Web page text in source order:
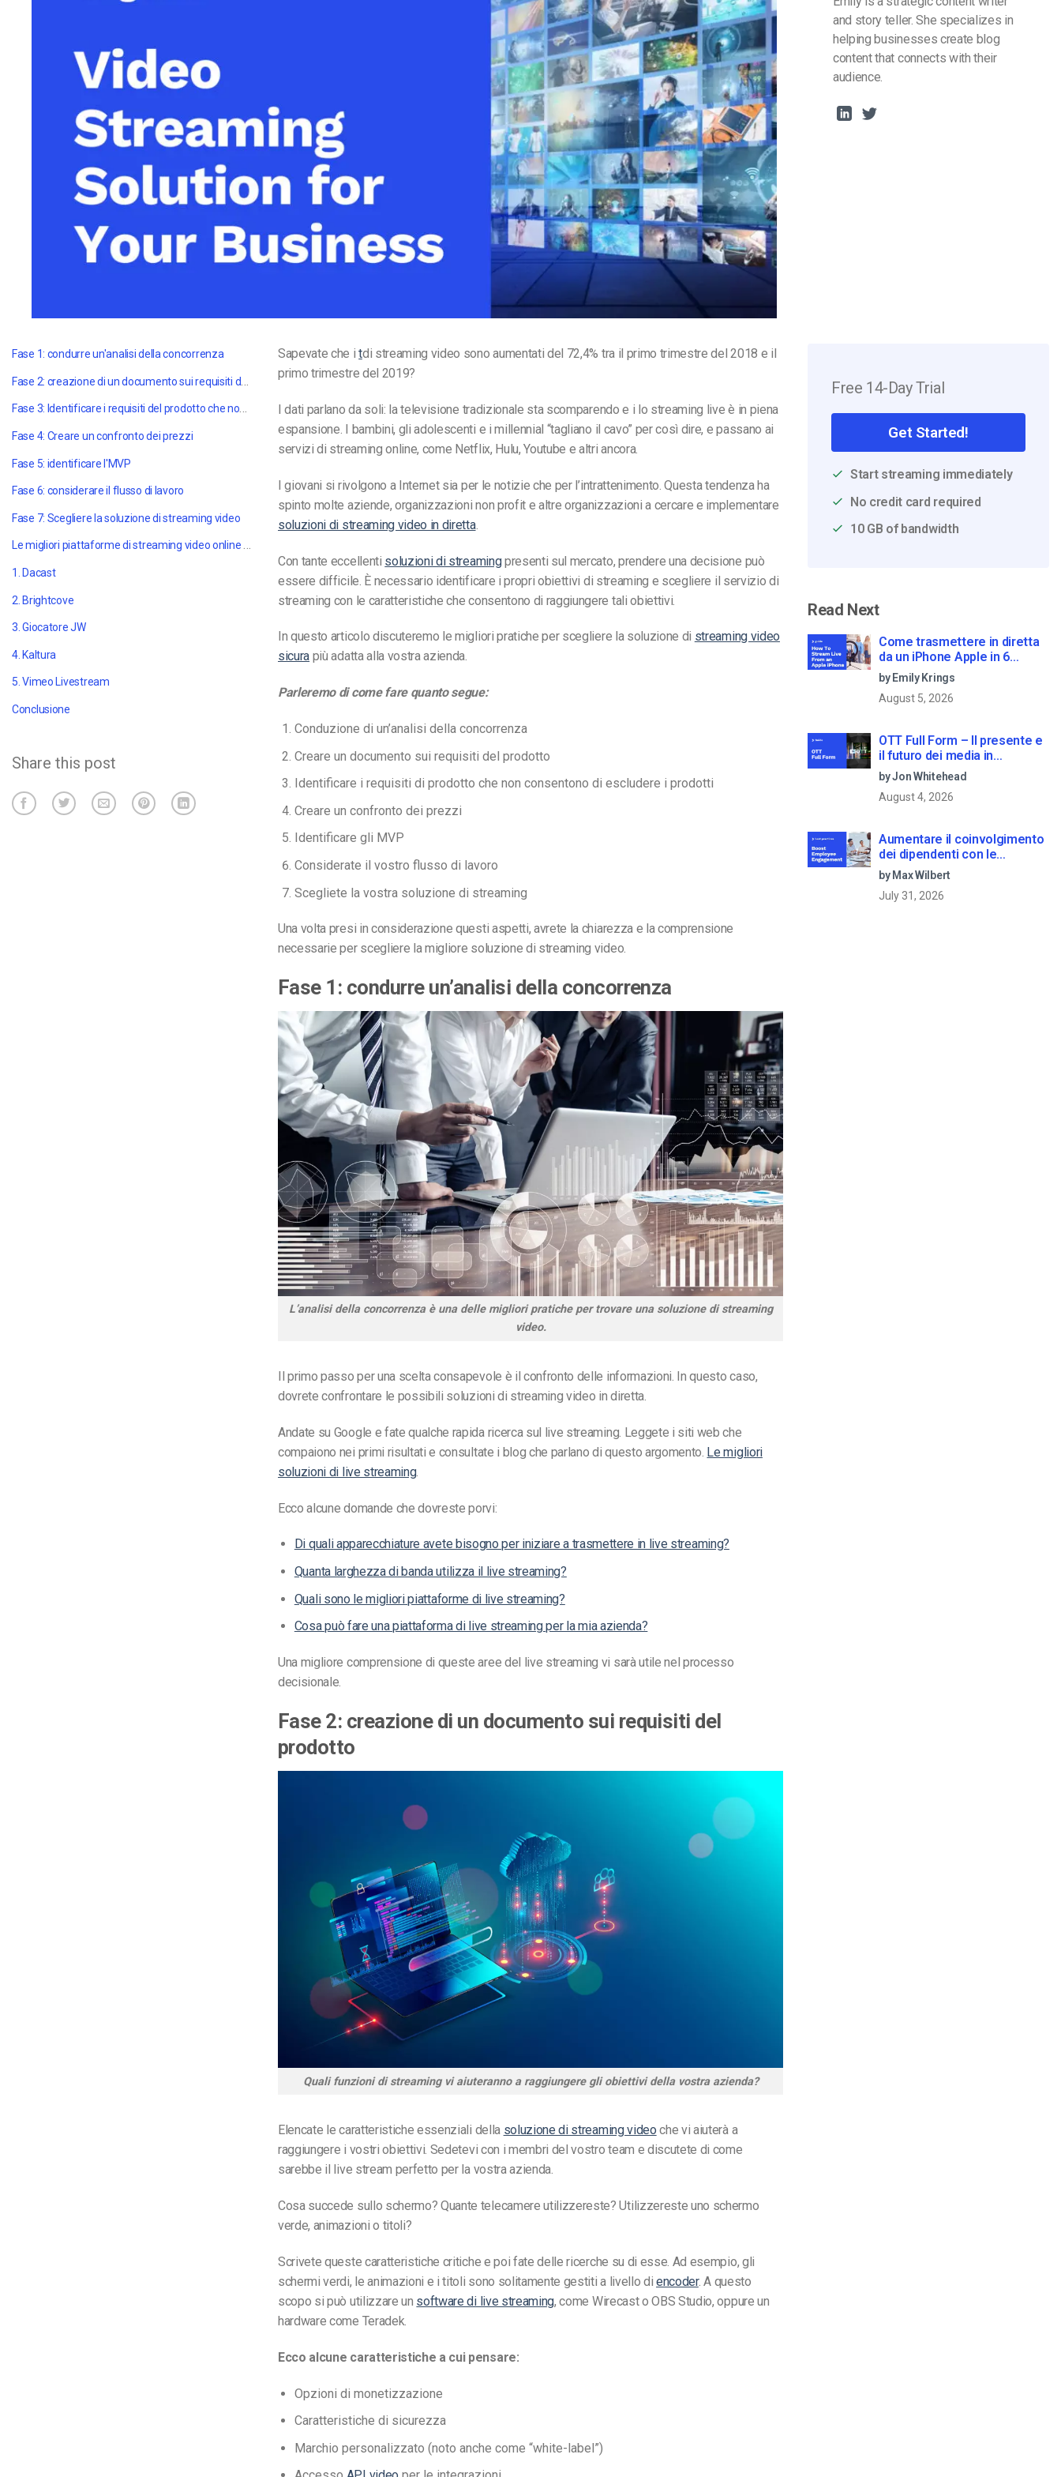
Monetizzazione Video
and story teller. She specializes in
helping businesses create blog
content that connects with their
audience.
Fase 1: condurre un'analisi della concorrenza
Fase 3: Identificare i requisiti del prodotto che non sono stati considerati.
Fase 4: Creare un confronto dei prezzi
Fase 5: identificare l'MVP
Fase 6: considerare il flusso di lavoro
Fase 7: Scegliere la soluzione di streaming video
Le migliori piattaforme di streaming video online - Aggiornato al 2021
1. Dacast
2. Brightcove
3. Giocatore JW
4. Kaltura
5. Vimeo Livestream
Conclusione
Share this post
Sapevate che itdi streaming video sono aumentati del 72,4% tra il primo trimestre del 2018 e il
primo trimestre del 2019?
I dati parlano da soli: la televisione tradizionale sta scomparendo e i lo streaming live è in piena
espansione. I bambini, gli adolescenti e i millennial “tagliano il cavo” per così dire, e passano ai
servizi di streaming online, come Netflix, Hulu, Youtube e altri ancora.
I giovani si rivolgono a Internet sia per le notizie che per l’intrattenimento. Questa tendenza ha
spinto molte aziende, organizzazioni non profit e altre organizzazioni a cercare e implementare
soluzioni di streaming video in diretta.
Con tante eccellenti soluzioni di streamingpresenti sul mercato, prendere una decisione può
essere difficile. È necessario identificare i propri obiettivi di streaming e scegliere il servizio di
streaming con le caratteristiche che consentono di raggiungere tali obiettivi.
In questo articolo discuteremo le migliori pratiche per scegliere la soluzione di streaming video
sicura più adatta alla vostra azienda.
Parleremo di come fare quanto segue:
Conduzione di un’analisi della concorrenza
Creare un documento sui requisiti del prodotto
Identificare i requisiti di prodotto che non consentono di escludere i prodotti
Creare un confronto dei prezzi
Identificare gli MVP
Considerate il vostro flusso di lavoro
Scegliete la vostra soluzione di streaming
Una volta presi in considerazione questi aspetti, avrete la chiarezza e la comprensione
necessarie per scegliere la migliore soluzione di streaming video.
Fase 1: condurre un’analisi della concorrenza
L’analisi della concorrenza è una delle migliori pratiche per trovare una soluzione di streaming
video.
Il primo passo per una scelta consapevole è il confronto delle informazioni. In questo caso,
dovrete confrontare le possibili soluzioni di streaming video in diretta.
Andate su Google e fate qualche rapida ricerca sul live streaming. Leggete i siti web che
compaiono nei primi risultati e consultate i blog che parlano di questo argomento. Le migliori
soluzioni di live streaming.
Ecco alcune domande che dovreste porvi:
Di quali apparecchiature avete bisogno per iniziare a trasmettere in live streaming?
Quanta larghezza di banda utilizza il live streaming?
Quali sono le migliori piattaforme di live streaming?
Cosa può fare una piattaforma di live streaming per la mia azienda?
Una migliore comprensione di queste aree del live streaming vi sarà utile nel processo
decisionale.
Fase 2: creazione di un documento sui requisiti del
prodotto
Quali funzioni di streaming vi aiuteranno a raggiungere gli obiettivi della vostra azienda?
Elencate le caratteristiche essenziali della soluzione di streaming video che vi aiuterà a
raggiungere i vostri obiettivi. Sedetevi con i membri del vostro team e discutete di come
sarebbe il live stream perfetto per la vostra azienda.
Cosa succede sullo schermo? Quante telecamere utilizzereste? Utilizzereste uno schermo
verde, animazioni o titoli?
Scrivete queste caratteristiche critiche e poi fate delle ricerche su di esse. Ad esempio, gli
schermi verdi, le animazioni e i titoli sono solitamente gestiti a livello diencoder. A questo
scopo si può utilizzare un software di live streaming, come Wirecast o OBS Studio, oppure un
hardware come Teradek.
Ecco alcune caratteristiche a cui pensare:
Opzioni di monetizzazione
Caratteristiche di sicurezza
Marchio personalizzato (noto anche come “white-label”)
Free 14-Day Trial
Get Started!
Start streaming immediately
No credit card required
10 GB of bandwidth
Read Next
Come trasmettere in diretta
da un iPhone Apple in 6
semplici passi
by Emily Krings
August 5, 2026
OTT Full Form – Il presente e
il futuro dei media in
streaming
by Jon Whitehead
August 4, 2026
Aumentare il coinvolgimento
dei dipendenti con le
comunicazioni aziendali in
live streaming
by Max Wilbert
July 31, 2026